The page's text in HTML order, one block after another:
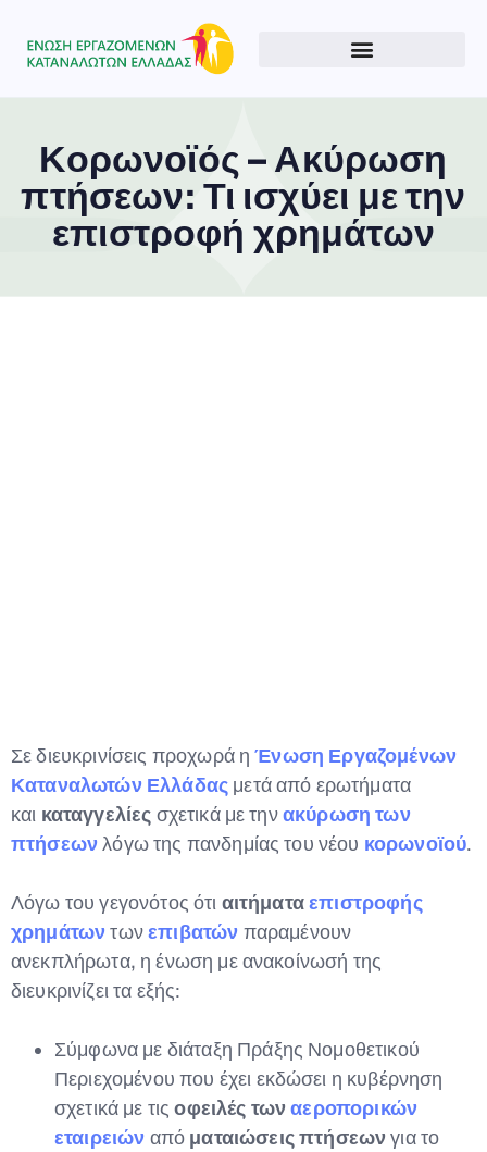
Κορωνοϊός – Ακύρωση
πτήσεων: Τι ισχύει με την
επιστροφή χρημάτων
Σε διευκρινίσεις προχωρά ηΈνωση Εργαζομένων
Καταναλωτών Ελλάδας μετά από ερωτήματα
και καταγγελίες σχετικά με τηνακύρωση των
πτήσεωνλόγω της πανδημίας του νέου κορωνοϊού.
Λόγω του γεγονότος ότι αιτήματαεπιστροφής
χρημάτωντωνεπιβατών παραμένουν
ανεκπλήρωτα, η ένωση με ανακοίνωσή της
διευκρινίζει τα εξής:
Σύμφωνα με διάταξη Πράξης Νομοθετικού
Περιεχομένου που έχει εκδώσει η κυβέρνηση
σχετικά με τιςοφειλές τωναεροπορικών
εταιρειών από ματαιώσεις πτήσεωνγια το